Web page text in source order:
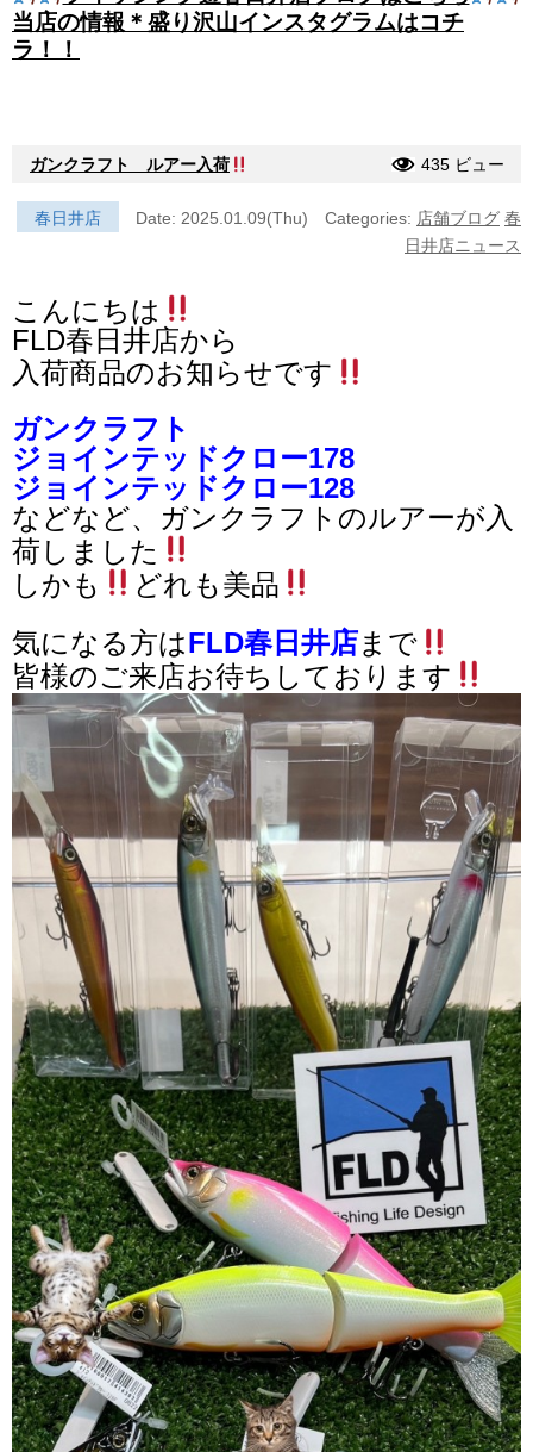
当店の情報＊盛り沢山インスタグラムはコチ
ラ！！
ガンクラフト ルアー入荷 435 ビュー
春日井店 Date: 2025.01.09(Thu) Categories: 店舗ブログ 春
日井店ニュース
こんにちは
FLD春日井店から
入荷商品のお知らせです
ガンクラフト
ジョインテッドクロー178
ジョインテッドクロー128
などなど、ガンクラフトのルアーが入
荷しました
しかも
どれも美品
気になる方はFLD春日井店まで
皆様のご来店お待ちしております